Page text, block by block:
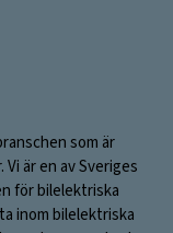
som är
är en av Sveriges
för bilelektriska
inom bilelektriska